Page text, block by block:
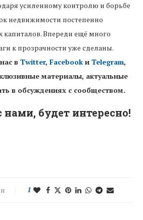
усиленному контролю и борьбе
недвижимости постепенно
капиталов. Впереди ещё много
к прозрачности уже сделаны.
в Twitter, Facebook и Telegram,
материалы, актуальные
в обсуждениях с сообществом.
нами, будет интересно!
1